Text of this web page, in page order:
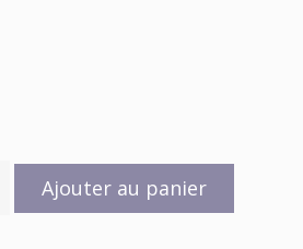
Ajouter au panier